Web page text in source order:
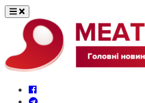
Перейти
вмісту